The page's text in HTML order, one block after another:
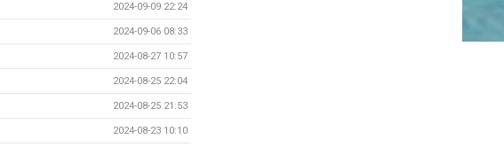
2024-09-09 22:24
2024-09-06 08:33
2024-08-27 10:57
2024-08-25 22:04
2024-08-25 21:53
2024-08-23 10:10